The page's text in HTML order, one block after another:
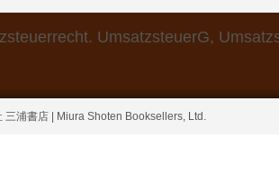
UmsatzsteuerG,
浦書店 | Miura Shoten Booksellers, Ltd.